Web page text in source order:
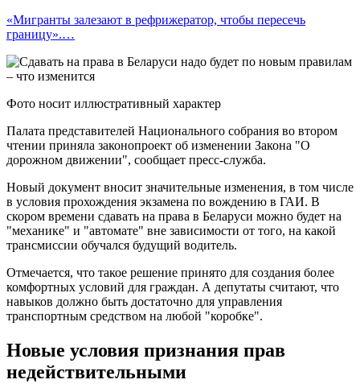
«Мигранты залезают в рефрижератор, чтобы пересечь
границу».…
Фото носит иллюстративный характер
Палата представителей Национального собрания во втором
чтении приняла законопроект об изменении Закона "О
дорожном движении", сообщает пресс-служба.
Новый документ вносит значительные изменения, в том числе
в условия прохождения экзамена по вождению в ГАИ. В
скором времени сдавать на права в Беларуси можно будет на
"механике" и "автомате" вне зависимости от того, на какой
трансмиссии обучался будущий водитель.
Отмечается, что такое решение принято для создания более
комфортных условий для граждан. А депутаты считают, что
навыков должно быть достаточно для управления
транспортным средством на любой "коробке".
Новые условия признания прав
недействительными